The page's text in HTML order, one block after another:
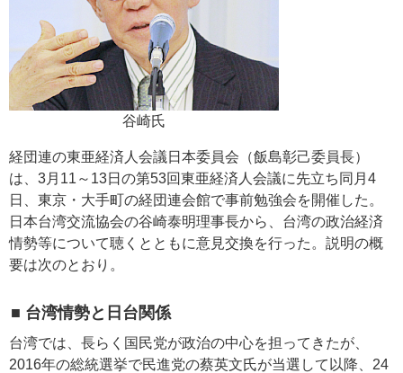
谷崎氏
経団連の東亜経済人会議日本委員会（飯島彰己委員長）
は、3月11～13日の第53回東亜経済人会議に先立ち同月4
日、東京・大手町の経団連会館で事前勉強会を開催した。
日本台湾交流協会の谷崎泰明理事長から、台湾の政治経済
情勢等について聴くとともに意見交換を行った。説明の概
要は次のとおり。
■ 台湾情勢と日台関係
台湾では、長らく国民党が政治の中心を担ってきたが、
2016年の総統選挙で民進党の蔡英文氏が当選して以降、24